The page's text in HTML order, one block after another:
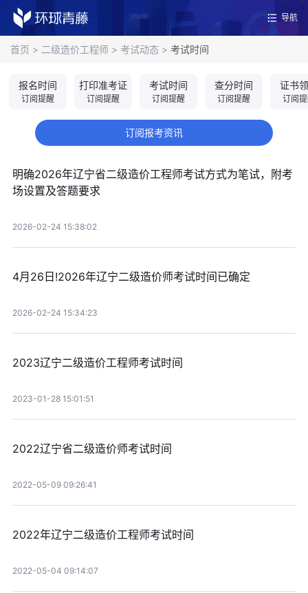
导航
首页 > 二级造价工程师 > 考试动态 > 考试时间
报名时间
订阅提醒
打印准考证
订阅提醒
考试时间
订阅提醒
查分时间
订阅提醒
证书
订阅
订阅报考资讯
明确2026年辽宁省二级造价工程师考试方式为笔试，附考
场设置及答题要求
2026-02-24 15:38:02
4月26日!2026年辽宁二级造价师考试时间已确定
2026-02-24 15:34:23
2023辽宁二级造价工程师考试时间
2023-01-28 15:01:51
2022辽宁省二级造价师考试时间
2022-05-09 09:26:41
2022年辽宁二级造价工程师考试时间
2022-05-04 09:14:07